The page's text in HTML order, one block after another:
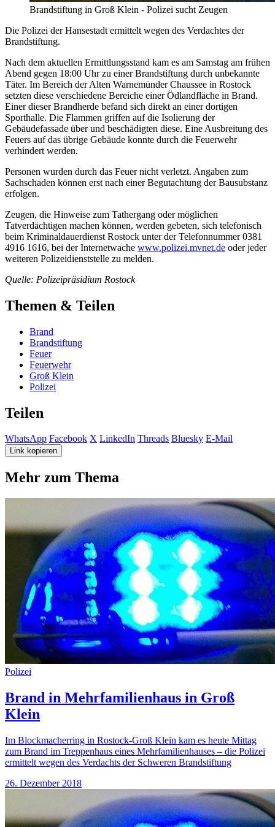
Brandstiftung in Groß Klein - Polizei sucht Zeugen
Die Polizei der Hansestadt ermittelt wegen des Verdachtes der
Brandstiftung.
Nach dem aktuellen Ermittlungsstand kam es am Samstag am frühen
Abend gegen 18:00 Uhr zu einer Brandstiftung durch unbekannte
Täter. Im Bereich der Alten Warnemünder Chaussee in Rostock
setzten diese verschiedene Bereiche einer Ödlandfläche in Brand.
Einer dieser Brandherde befand sich direkt an einer dortigen
Sporthalle. Die Flammen griffen auf die Isolierung der
Gebäudefassade über und beschädigten diese. Eine Ausbreitung des
Feuers auf das übrige Gebäude konnte durch die Feuerwehr
verhindert werden.
Personen wurden durch das Feuer nicht verletzt. Angaben zum
Sachschaden können erst nach einer Begutachtung der Bausubstanz
erfolgen.
Zeugen, die Hinweise zum Tathergang oder möglichen
Tatverdächtigen machen können, werden gebeten, sich telefonisch
beim Kriminaldauerdienst Rostock unter der Telefonnummer 0381
4916 1616, bei der Internetwache www.polizei.mvnet.de oder jeder
weiteren Polizeidienststelle zu melden.
Quelle: Polizeipräsidium Rostock
Themen & Teilen
Brand
Brandstiftung
Feuer
Feuerwehr
Groß Klein
Polizei
Teilen
WhatsApp Facebook X LinkedIn Threads Bluesky E-Mail
Link kopieren
Mehr zum Thema
Polizei
Brand in Mehrfamilienhaus in Groß
Klein
Im Blockmacherring in Rostock-Groß Klein kam es heute Mittag
zum Brand im Treppenhaus eines Mehrfamilienhauses – die Polizei
ermittelt wegen des Verdachts der Schweren Brandstiftung
26. Dezember 2018